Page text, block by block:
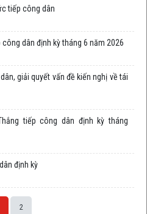
tiếp công dân
dân định kỳ tháng 6 năm 2026
giải quyết vấn đề kiến nghị về tái
tiếp công dân định kỳ tháng
định kỳ
2